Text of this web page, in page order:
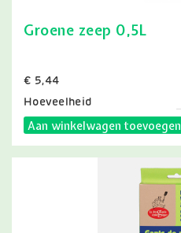
Groene zeep 0,5L
Prijs
€ 5,44
Hoeveelheid
Aan winkelwagen toevoegen